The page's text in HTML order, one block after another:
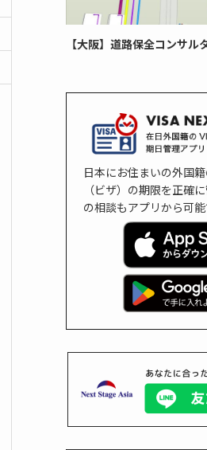
【大阪】道路保全コンサル
日本にお住まいの外国
（ビザ）の期限を正確
の相談もアプリから可能